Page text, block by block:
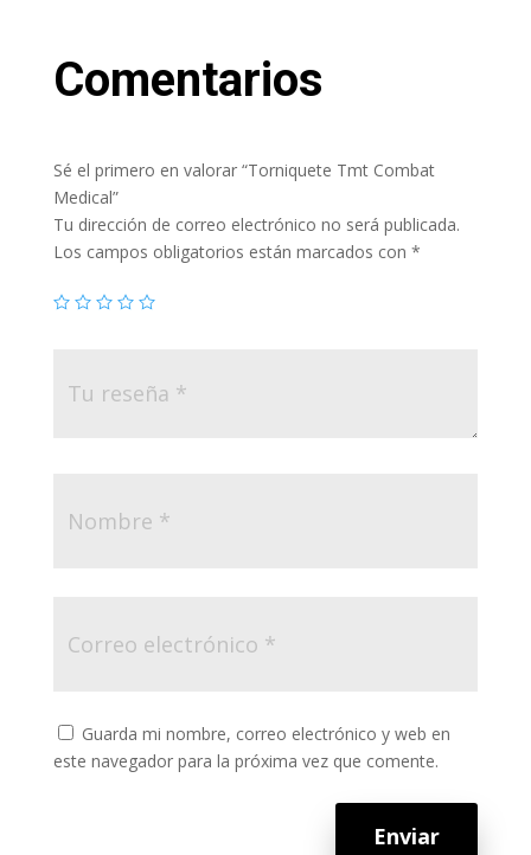
Comentarios
Sé el primero en valorar “Torniquete Tmt Combat
Medical”
Tu dirección de correo electrónico no será publicada.
Los campos obligatorios están marcados con *
Guarda mi nombre, correo electrónico y web en
este navegador para la próxima vez que comente.
Enviar